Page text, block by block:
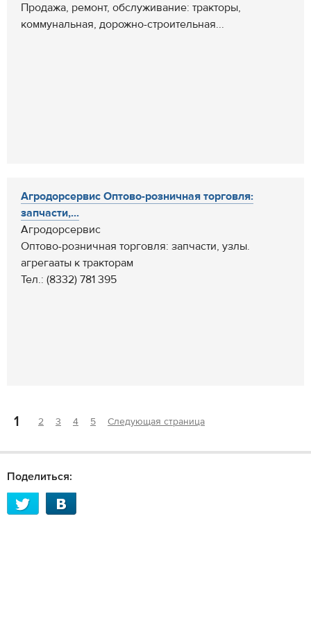
Продажа, ремонт, обслуживание: тракторы,
коммунальная, дорожно-строительная...
Агродорсервис Оптово-розничная торговля:
запчасти,...
Агродорсервис
Оптово-розничная торговля: запчасти, узлы.
агрегааты к тракторам
Тел.: (8332) 781 395
1 2 3 4 5 Следующая страница
Поделиться: